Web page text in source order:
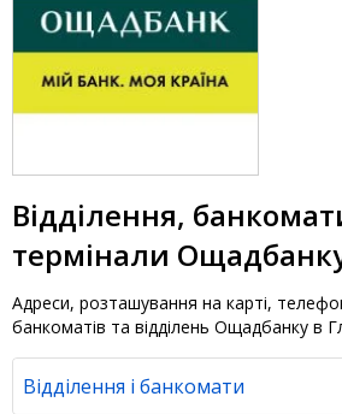
Відділення,
термінали
Адреси, розташування на карті,
банкоматів та відділень Ощадбанку в
Відділення і банкомати